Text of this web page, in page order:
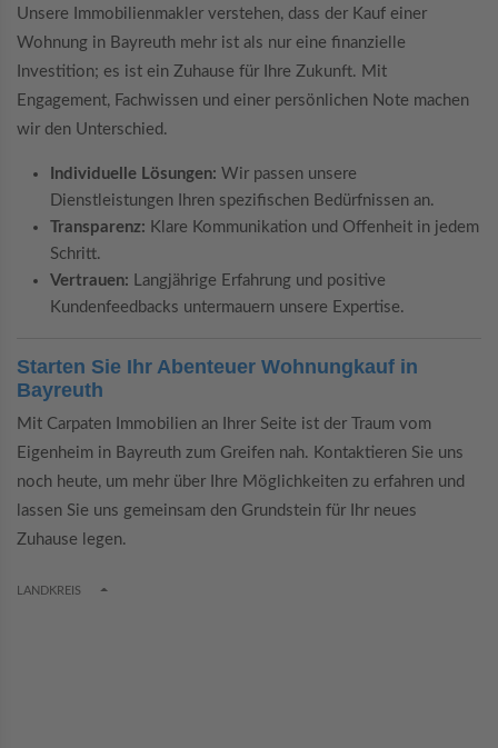
Unsere Immobilienmakler verstehen, dass der Kauf einer
Wohnung in Bayreuth mehr ist als nur eine finanzielle
Investition; es ist ein Zuhause für Ihre Zukunft. Mit
Engagement, Fachwissen und einer persönlichen Note machen
wir den Unterschied.
Individuelle Lösungen: Wir passen unsere
Dienstleistungen Ihren spezifischen Bedürfnissen an.
Transparenz: Klare Kommunikation und Offenheit in jedem
Schritt.
Vertrauen: Langjährige Erfahrung und positive
Kundenfeedbacks untermauern unsere Expertise.
Starten Sie Ihr Abenteuer Wohnungkauf in
Bayreuth
Mit Carpaten Immobilien an Ihrer Seite ist der Traum vom
Eigenheim in Bayreuth zum Greifen nah. Kontaktieren Sie uns
noch heute, um mehr über Ihre Möglichkeiten zu erfahren und
lassen Sie uns gemeinsam den Grundstein für Ihr neues
Zuhause legen.
LANDKREIS TOGGLE DROPDOWN